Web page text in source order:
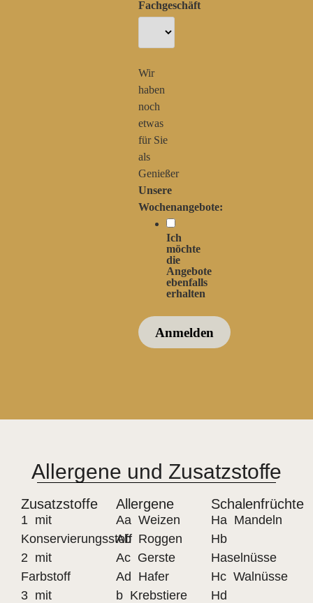
Fachgeschäft
Wir
haben
noch
etwas
für Sie
als
Genießer
Unsere
Wochenangebote:
Ich
möchte
die
Angebote
ebenfalls
erhalten
Allergene und Zusatzstoffe
Zusatzstoffe
1 mit
Konservierungsstoff
2 mit
Farbstoff
3 mit
Allergene
Aa Weizen
Ab Roggen
Ac Gerste
Ad Hafer
b Krebstiere
Schalenfrüchte
Ha Mandeln
Hb
Haselnüsse
Hc Walnüsse
Hd